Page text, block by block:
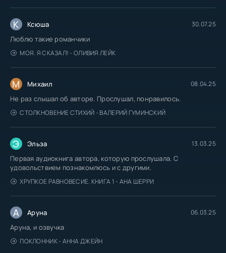
К Ксюша 30.07.25
Люблю такие романчики
МОЯ. Я СКАЗАЛ! - ОЛИВИЯ ЛЕЙК
М Михаил 08.04.25
Не раз слышал об авторе. Прослушал, понравилось.
СТОЛКНОВЕНИЕ СТИХИЙ - ВАЛЕРИЙ ГУМИНСКИЙ
Э Эльза 13.03.25
Первая аудиокнига автора, которую прослушала. С
удовольствием познакомлюсь и с другими.
ХРУПКОЕ РАВНОВЕСИЕ. КНИГА 1 - АНА ШЕРРИ
А Аруна 06.03.25
Аруна, и озвучка
ПОКЛОННИК - АННА ДЖЕЙН